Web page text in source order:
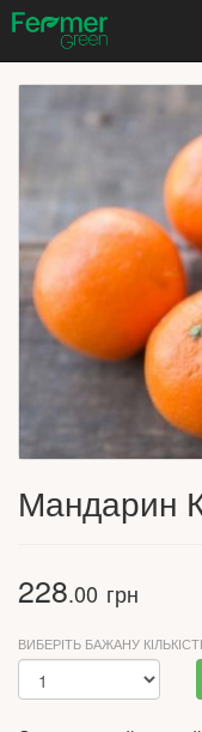
Мандарин
228.00 грн
ВИБЕРІТЬ БАЖАНУ